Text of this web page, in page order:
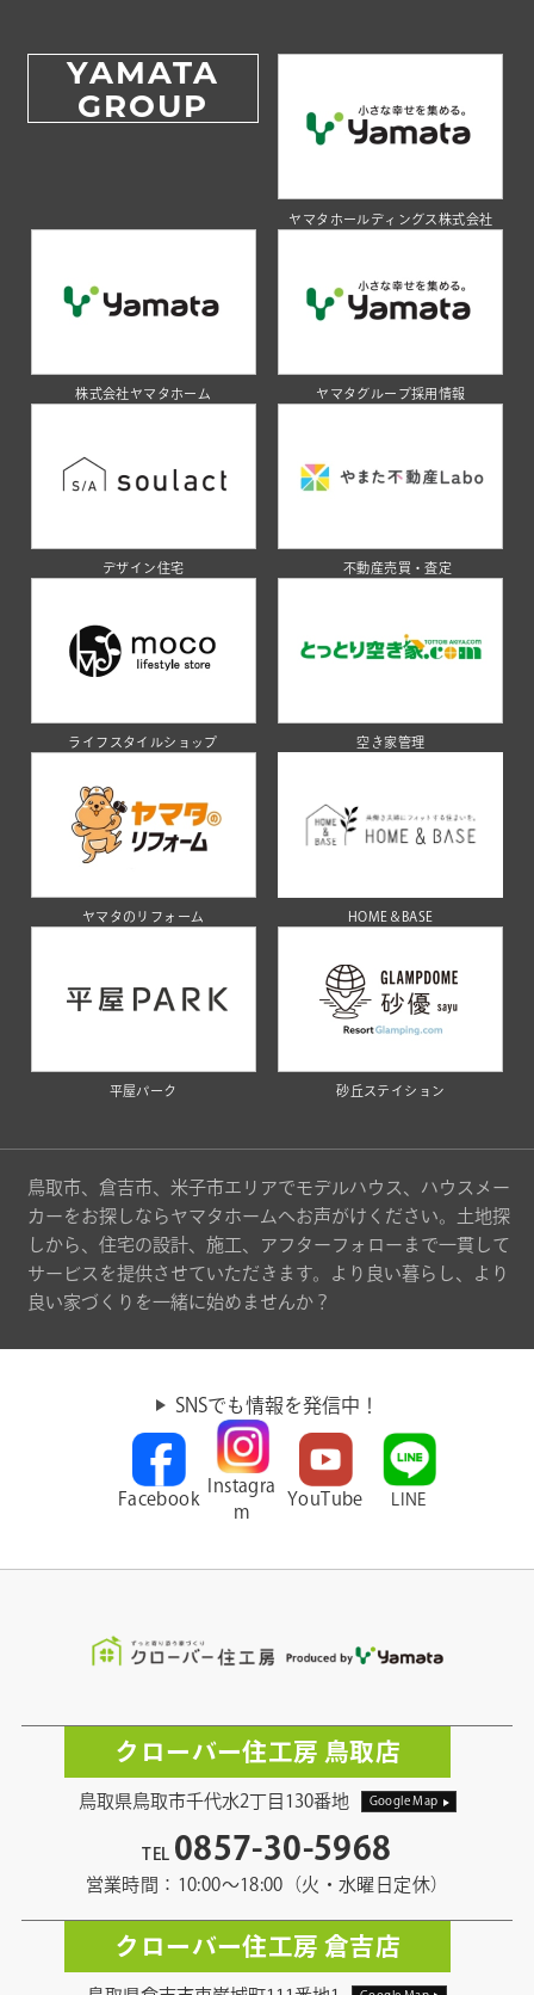
YAMATA
GROUP
ヤマタホールディングス株式会社
株式会社ヤマタホーム ヤマタグループ採用情報
デザイン住宅 不動産売買・査定
ライフスタイルショップ 空き家管理
ヤマタのリフォーム HOME＆BASE
平屋パーク 砂丘ステイション
鳥取市、倉吉市、米子市エリアでモデルハウス、ハウスメー
カーをお探しならヤマタホームへお声がけください。土地探
しから、住宅の設計、施工、アフターフォローまで一貫して
サービスを提供させていただきます。より良い暮らし、より
良い家づくりを一緒に始めませんか？
SNSでも情報を発信中！
Facebook
Instagra
m
YouTube LINE
クローバー住工房 鳥取店
鳥取県鳥取市千代水2丁目130番地 Google Map
TEL 0857-30-5968
営業時間：10:00〜18:00（火・水曜日定休）
クローバー住工房 倉吉店